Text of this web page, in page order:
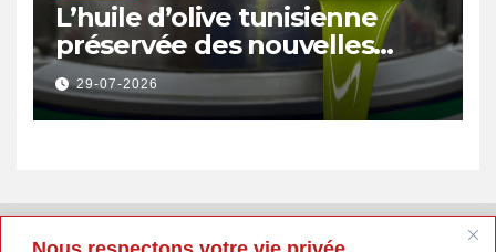
L’huile d’olive tunisienne
préservée des nouvelles
surtaxes américaines de
Donald Trump
29-07-2026